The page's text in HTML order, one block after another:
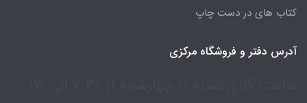
کتاب های در دست چاپ
آدرس دفتر و فروشگاه مرکزی